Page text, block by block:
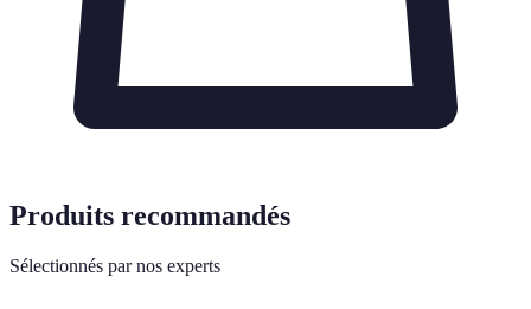
Produits recommandés
Sélectionnés par nos experts